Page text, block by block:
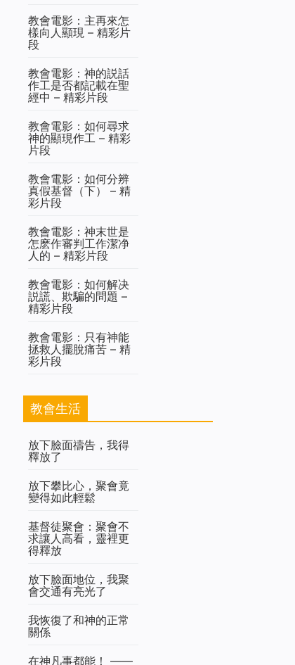
教會電影：主再來怎
樣向人顯現 – 精彩片
段
教會電影：神的説話
作工是否都記載在聖
經中 – 精彩片段
教會電影：如何尋求
神的顯現作工 – 精彩
片段
教會電影：如何分辨
真假基督（下） – 精
彩片段
教會電影：神末世是
怎麽作審判工作潔净
人的 – 精彩片段
教會電影：如何解决
説謊、欺騙的問題 –
精彩片段
教會電影：只有神能
拯救人擺脫痛苦 – 精
彩片段
教會生活
放下臉面禱告，我得
釋放了
放下攀比心，聚會竟
變得如此輕鬆
基督徒聚會：聚會不
求讓人高看，靈裡更
得釋放
放下臉面地位，我聚
會交通有亮光了
我恢復了和神的正常
關係
在神凡事都能！ ——